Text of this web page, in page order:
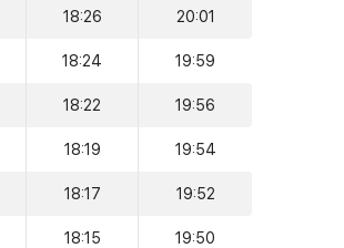
18:26 20:01
18:24 19:59
18:22 19:56
18:19 19:54
18:17 19:52
18:15 19:50